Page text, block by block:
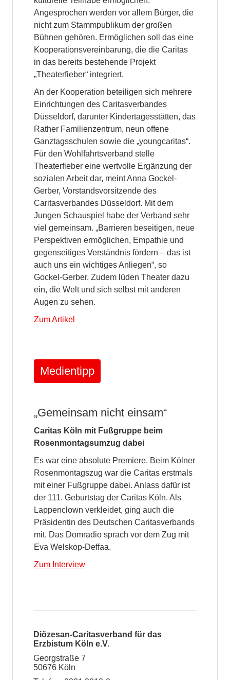
Angesprochen werden vor allem Bürger, die
nicht zum Stammpublikum der großen
Bühnen gehören. Ermöglichen soll das eine
Kooperationsvereinbarung, die die Caritas
in das bereits bestehende Projekt
„Theaterfieber“ integriert.
An der Kooperation beteiligen sich mehrere
Einrichtungen des Caritasverbandes
Düsseldorf, darunter Kindertagesstätten, das
Rather Familienzentrum, neun offene
Ganztagsschulen sowie die „youngcaritas“.
Für den Wohlfahrtsverband stelle
Theaterfieber eine wertvolle Ergänzung der
sozialen Arbeit dar, meint Anna Gockel-
Gerber, Vorstandsvorsitzende des
Caritasverbandes Düsseldorf. Mit dem
Jungen Schauspiel habe der Verband sehr
viel gemeinsam. „Barrieren beseitigen, neue
Perspektiven ermöglichen, Empathie und
gegenseitiges Verständnis fördern – das ist
auch uns ein wichtiges Anliegen“, so
Gockel-Gerber. Zudem lüden Theater dazu
ein, die Welt und sich selbst mit anderen
Augen zu sehen.
Zum Artikel
Medientipp
„Gemeinsam nicht einsam“
Caritas Köln mit Fußgruppe beim
Rosenmontagsumzug dabei
Es war eine absolute Premiere. Beim Kölner
Rosenmontagszug war die Caritas erstmals
mit einer Fußgruppe dabei. Anlass dafür ist
der 111. Geburtstag der Caritas Köln. Als
Lappenclown verkleidet, ging auch die
Präsidentin des Deutschen Caritasverbands
mit. Das Domradio sprach vor dem Zug mit
Eva Welskop-Deffaa.
Zum Interview
Diözesan-Caritasverband für das
Erzbistum Köln e.V.
Georgstraße 7
50676 Köln